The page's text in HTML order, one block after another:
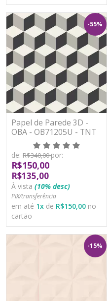
-55%
Papel de Parede 3D -
OBA - OB71205U - TNT
de: R$340,00por:
R$150,00
R$135,00
À vista (10% desc)
PIX/transferência
em até 1x de R$150,00 no
cartão
-15%